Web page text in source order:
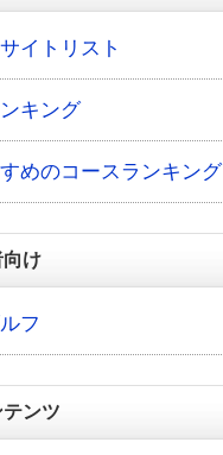
イトリスト
キング
めのコースランキング
向け
フ
ンツ